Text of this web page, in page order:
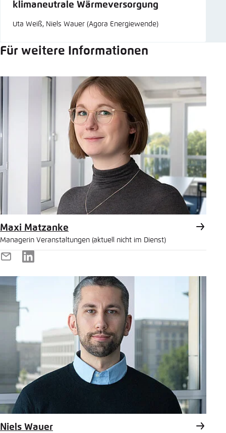
klimaneutrale Wärmeversorgung
Uta Weiß, Niels Wauer (Agora Energiewende)
Für weitere Informationen
Maxi Matzanke
Managerin Veranstaltungen (aktuell nicht im Dienst)
E-
Mail
LinkedIn
Niels Wauer